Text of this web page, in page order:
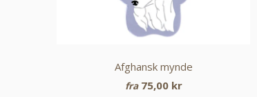
Afghansk mynde
fra 75,00 kr